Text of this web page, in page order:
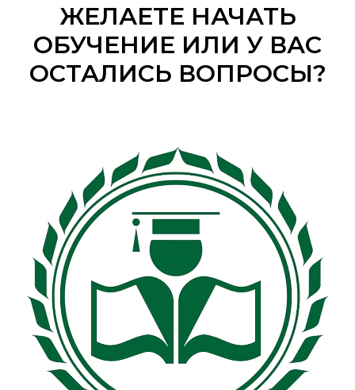
ЖЕЛАЕТЕ НАЧАТЬ
ОБУЧЕНИЕ ИЛИ У ВАС
ОСТАЛИСЬ ВОПРОСЫ?